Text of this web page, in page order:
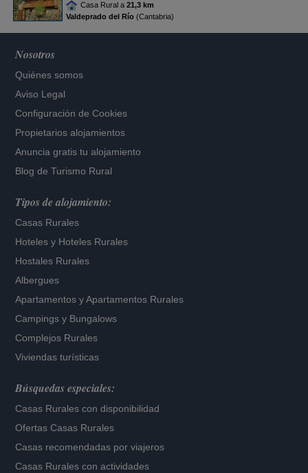
Casa Rural a 21,3 km
Valdeprado del Río(Cantabria)
Nosotros
Quiénes somos
Aviso Legal
Configuración de Cookies
Propietarios alojamientos
Anuncia gratis tu alojamiento
Blog de Turismo Rural
Tipos de alojamiento:
Casas Rurales
Hoteles y Hoteles Rurales
Hostales Rurales
Albergues
Apartamentos yApartamentos Rurales
Campings y Bungalows
Complejos Rurales
Viviendas turísticas
Búsquedas especiales:
Casas Rurales con disponibilidad
Ofertas Casas Rurales
Casas recomendadas por viajeros
Casas Rurales con actividades